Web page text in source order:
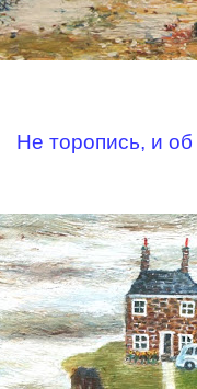
Не торопись, и